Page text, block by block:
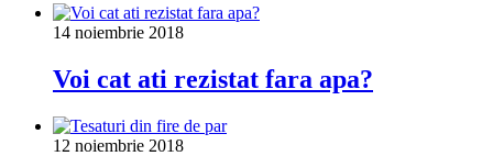
14 noiembrie 2018
Voi cat ati rezistat fara apa?
12 noiembrie 2018